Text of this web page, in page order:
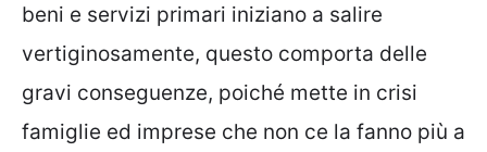
beni e servizi primari iniziano a salire
vertiginosamente, questo comporta delle
gravi conseguenze, poiché mette in crisi
famiglie ed imprese che non ce la fanno più a